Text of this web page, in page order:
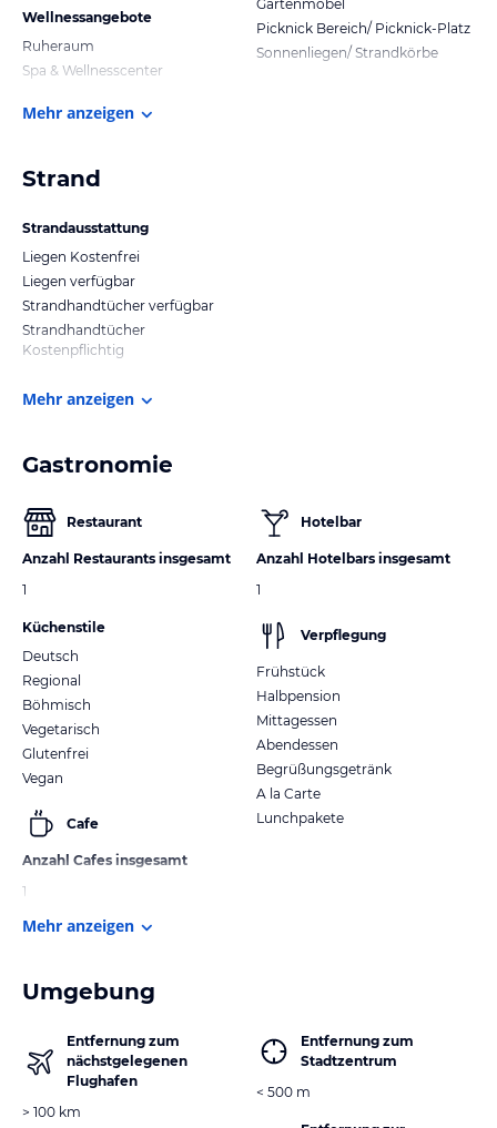
Wellnessangebote
Ruheraum
Spa & Wellnesscenter
Gartenmöbel
Picknick Bereich/ Picknick-Platz
Sonnenliegen/ Strandkörbe
Mehr anzeigen
Strand
Strandausstattung
Liegen Kostenfrei
Liegen verfügbar
Strandhandtücher verfügbar
Strandhandtücher
Kostenpflichtig
Mehr anzeigen
Gastronomie
Restaurant
Anzahl Restaurants insgesamt
1
Küchenstile
Deutsch
Regional
Böhmisch
Vegetarisch
Glutenfrei
Vegan
Cafe
Anzahl Cafes insgesamt
1
Hotelbar
Anzahl Hotelbars insgesamt
1
Verpflegung
Frühstück
Halbpension
Mittagessen
Abendessen
Begrüßungsgetränk
A la Carte
Lunchpakete
Mehr anzeigen
Umgebung
Entfernung zum
nächstgelegenen
Flughafen
> 100 km
Entfernung zum
Stadtzentrum
< 500 m